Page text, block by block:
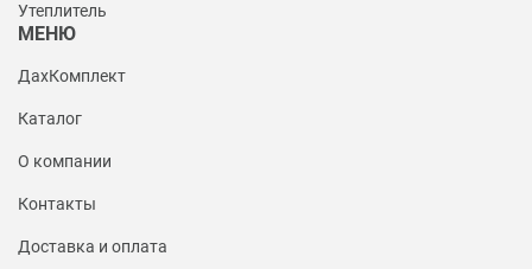
Утеплитель
МЕНЮ
ДахКомплект
Каталог
О компании
Контакты
Доставка и оплата